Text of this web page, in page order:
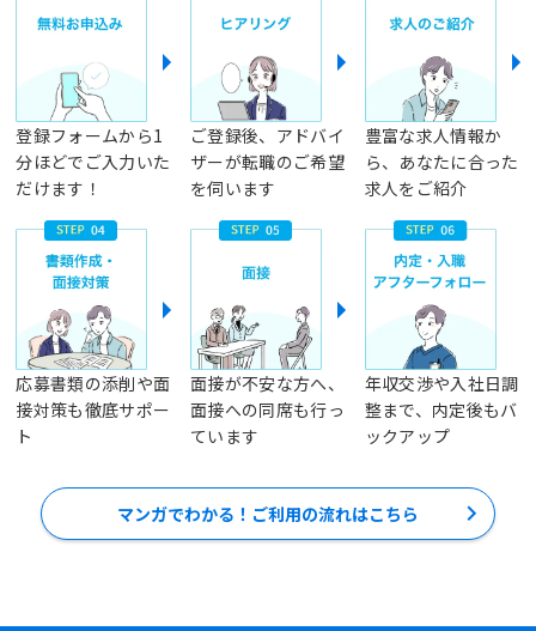
登録フォームから1
分ほどでご入力いた
だけます！
ご登録後、アドバイ
ザーが転職のご希望
を伺います
豊富な求人情報か
ら、あなたに合った
求人をご紹介
応募書類の添削や面
接対策も徹底サポー
ト
面接が不安な方へ、
面接への同席も行っ
ています
年収交渉や入社日調
整まで、内定後もバ
ックアップ
マンガでわかる！ご利用の流れはこちら